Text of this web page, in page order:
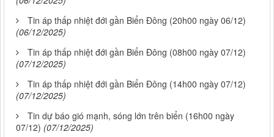
Tin áp thấp nhiệt đới gần Biển Đông (20h00 ngày 06/12)
(06/12/2025)
Tin áp thấp nhiệt đới gần Biển Đông (08h00 ngày 07/12)
(07/12/2025)
Tin áp thấp nhiệt đới gần Biển Đông (14h00 ngày 07/12)
(07/12/2025)
Tin dự báo gió mạnh, sóng lớn trên biển (16h00 ngày
07/12) (07/12/2025)